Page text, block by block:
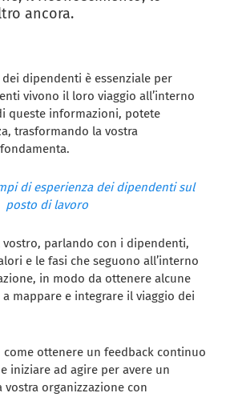
ancora.
dipendenti è essenziale per
vivono il loro viaggio all’interno
queste informazioni, potete
trasformando la vostra
di esperienza dei dipendenti sul
posto di lavoro
vostro, parlando con i dipendenti,
e le fasi che seguono all’interno
in modo da ottenere alcune
mappare e integrare il viaggio dei
come ottenere un feedback continuo
iniziare ad agire per avere un
organizzazione con